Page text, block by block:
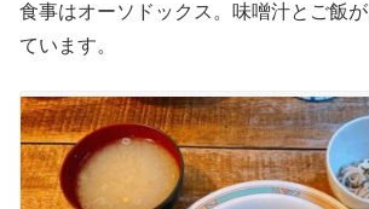
食事はオーソドックス。味噌汁とご飯
ています。